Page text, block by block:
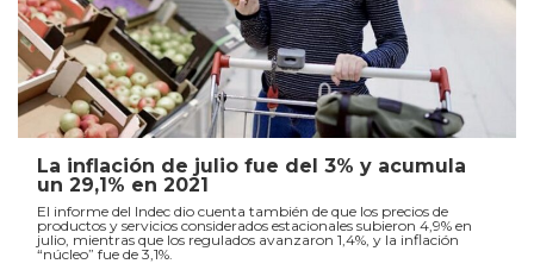
La inflación de julio fue del 3% y acumula
un 29,1% en 2021
El informe del Indec dio cuenta también de que los precios de
productos y servicios considerados estacionales subieron 4,9% en
julio, mientras que los regulados avanzaron 1,4%, y la inflación
“núcleo” fue de 3,1%.